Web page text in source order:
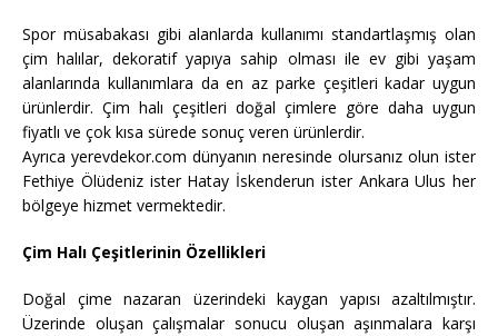
Spor müsabakası gibi alanlarda kullanımı standartlaşmış olan
çim halılar, dekoratif yapıya sahip olması ile ev gibi yaşam
alanlarında kullanımlara da en az parke çeşitleri kadar uygun
ürünlerdir. Çim halı çeşitleri doğal çimlere göre daha uygun
fiyatlı ve çok kısa sürede sonuç veren ürünlerdir.
Ayrıca yerevdekor.com dünyanın neresinde olursanız olun ister
Fethiye Ölüdeniz ister Hatay İskenderun ister Ankara Ulus her
bölgeye hizmet vermektedir.
Çim Halı Çeşitlerinin Özellikleri
Doğal çime nazaran üzerindeki kaygan yapısı azaltılmıştır.
Üzerinde oluşan çalışmalar sonucu oluşan aşınmalara karşı